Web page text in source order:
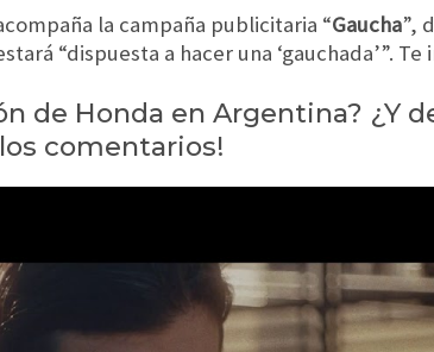
la campaña publicitaria “Gaucha”,
“dispuesta a hacer una ‘gauchada’”. Te
de Honda en Argentina? ¿Y
comentarios!